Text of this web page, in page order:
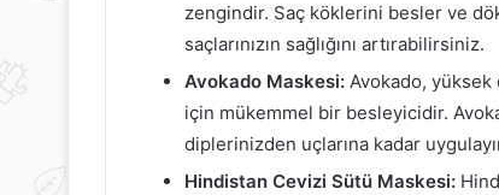
zengindir. Saç köklerini besler ve
saçlarınızın sağlığını artırabilirsiniz.
Avokado Maskesi: Avokado,
için mükemmel bir besleyicidir.
diplerinizden uçlarına kadar
Hindistan Cevizi Sütü Maskesi: